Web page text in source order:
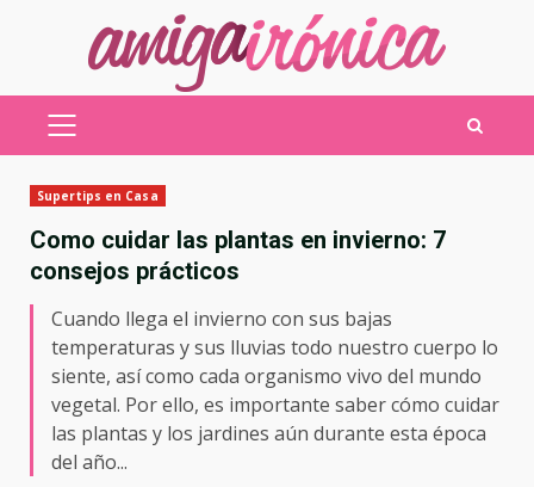
MENÚ
Supertips en Casa
Como cuidar las plantas en invierno: 7
consejos prácticos
Cuando llega el invierno con sus bajas
temperaturas y sus lluvias todo nuestro cuerpo lo
siente, así como cada organismo vivo del mundo
vegetal. Por ello, es importante saber cómo cuidar
las plantas y los jardines aún durante esta época
del año...